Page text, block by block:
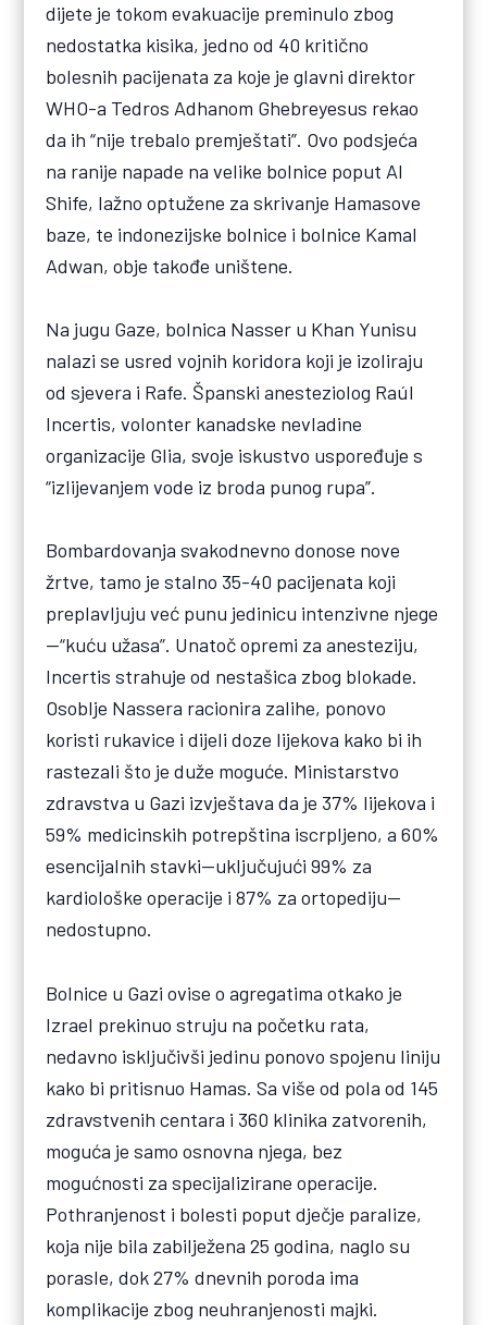
dijete je tokom evakuacije preminulo zbog
nedostatka kisika, jedno od 40 kritično
bolesnih pacijenata za koje je glavni direktor
WHO-a Tedros Adhanom Ghebreyesus rekao
da ih “nije trebalo premještati”. Ovo podsjeća
na ranije napade na velike bolnice poput Al
Shife, lažno optužene za skrivanje Hamasove
baze, te indonezijske bolnice i bolnice Kamal
Adwan, obje takođe uništene.
Na jugu Gaze, bolnica Nasser u Khan Yunisu
nalazi se usred vojnih koridora koji je izoliraju
od sjevera i Rafe. Španski anesteziolog Raúl
Incertis, volonter kanadske nevladine
organizacije Glia, svoje iskustvo uspoređuje s
“izlijevanjem vode iz broda punog rupa”.
Bombardovanja svakodnevno donose nove
žrtve, tamo je stalno 35-40 pacijenata koji
preplavljuju već punu jedinicu intenzivne njege
—“kuću užasa”. Unatoč opremi za anesteziju,
Incertis strahuje od nestašica zbog blokade.
Osoblje Nassera racionira zalihe, ponovo
koristi rukavice i dijeli doze lijekova kako bi ih
rastezali što je duže moguće. Ministarstvo
zdravstva u Gazi izvještava da je 37% lijekova i
59% medicinskih potrepština iscrpljeno, a 60%
esencijalnih stavki—uključujući 99% za
kardiološke operacije i 87% za ortopediju—
nedostupno.
Bolnice u Gazi ovise o agregatima otkako je
Izrael prekinuo struju na početku rata,
nedavno isključivši jedinu ponovo spojenu liniju
kako bi pritisnuo Hamas. Sa više od pola od 145
zdravstvenih centara i 360 klinika zatvorenih,
moguća je samo osnovna njega, bez
mogućnosti za specijalizirane operacije.
Pothranjenost i bolesti poput dječje paralize,
koja nije bila zabilježena 25 godina, naglo su
porasle, dok 27% dnevnih poroda ima
komplikacije zbog neuhranjenosti majki.